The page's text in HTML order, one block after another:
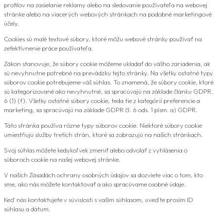
profilov na zasielanie reklamy alebo na sledovanie používateľa na webovej
stránke alebo na viacerých webových stránkach na podobné marketingové
účely.
Cookies sú malé textové súbory, ktoré môžu webové stránky používať na
zefektívnenie práce používateľa.
Zákon stanovuje, že súbory cookie môžeme ukladať do vášho zariadenia, ak
sú nevyhnutne potrebné na prevádzku tejto stránky. Na všetky ostatné typy
súborov cookie potrebujeme váš súhlas. To znamená, že súbory cookie, ktoré
sú kategorizované ako nevyhnutné, sa spracúvajú na základe článku GDPR.
6 (1) (f). Všetky ostatné súbory cookie, teda tie z kategórií preferencie a
marketing, sa spracúvajú na základe GDPR čl. 6 ods. 1 písm. a) GDPR.
Táto stránka používa rôzne typy súborov cookie. Niektoré súbory cookie
umiestňujú služby tretích strán, ktoré sa zobrazujú na našich stránkach.
Svoj súhlas môžete kedykoľvek zmeniť alebo odvolať z vyhlásenia o
súboroch cookie na našej webovej stránke.
V našich Zásadách ochrany osobných údajov sa dozviete viac o tom, kto
sme, ako nás môžete kontaktovať a ako spracúvame osobné údaje.
Keď nás kontaktujete v súvislosti s vaším súhlasom, uveďte prosím ID
súhlasu a dátum.